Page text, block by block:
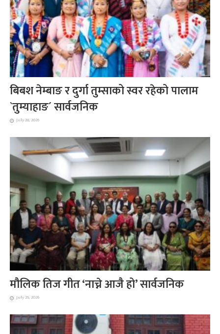
बिबश नेम्बाङ र दुर्गा तुम्साको स्वर रहेको पालाम
`तुम्याहाङ´ सार्वजनिक
July 28, 2026
मौलिक तिज गीत ‘नाच्ने आजै हो’ सार्वजनिक
July 26, 2026